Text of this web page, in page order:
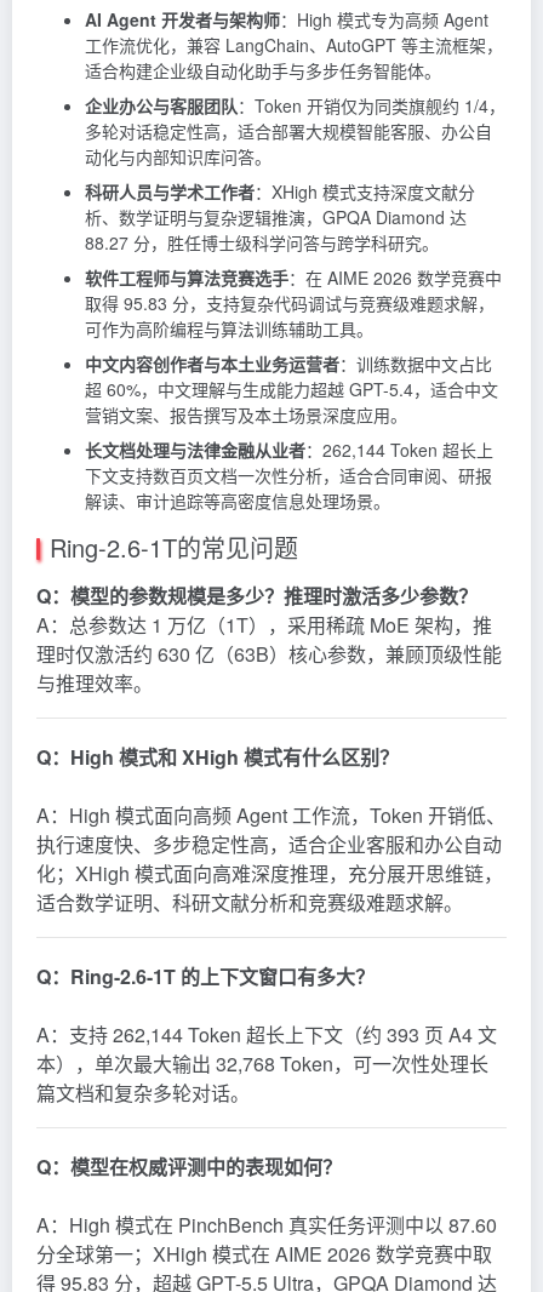
AI Agent 开发者与架构师：High 模式专为高频 Agent
工作流优化，兼容 LangChain、AutoGPT 等主流框架，
适合构建企业级自动化助手与多步任务智能体。
企业办公与客服团队：Token 开销仅为同类旗舰约 1/4，
多轮对话稳定性高，适合部署大规模智能客服、办公自
动化与内部知识库问答。
科研人员与学术工作者：XHigh 模式支持深度文献分
析、数学证明与复杂逻辑推演，GPQA Diamond 达
88.27 分，胜任博士级科学问答与跨学科研究。
软件工程师与算法竞赛选手：在 AIME 2026 数学竞赛中
取得 95.83 分，支持复杂代码调试与竞赛级难题求解，
可作为高阶编程与算法训练辅助工具。
中文内容创作者与本土业务运营者：训练数据中文占比
超 60%，中文理解与生成能力超越 GPT-5.4，适合中文
营销文案、报告撰写及本土场景深度应用。
长文档处理与法律金融从业者：262,144 Token 超长上
下文支持数百页文档一次性分析，适合合同审阅、研报
解读、审计追踪等高密度信息处理场景。
Ring-2.6-1T的常见问题
Q：模型的参数规模是多少？推理时激活多少参数？
A：总参数达 1 万亿（1T），采用稀疏 MoE 架构，推
理时仅激活约 630 亿（63B）核心参数，兼顾顶级性能
与推理效率。
Q：High 模式和 XHigh 模式有什么区别？
A：High 模式面向高频 Agent 工作流，Token 开销低、
执行速度快、多步稳定性高，适合企业客服和办公自动
化；XHigh 模式面向高难深度推理，充分展开思维链，
适合数学证明、科研文献分析和竞赛级难题求解。
Q：Ring-2.6-1T 的上下文窗口有多大？
A：支持 262,144 Token 超长上下文（约 393 页 A4 文
本），单次最大输出 32,768 Token，可一次性处理长
篇文档和复杂多轮对话。
Q：模型在权威评测中的表现如何？
A：High 模式在 PinchBench 真实任务评测中以 87.60
分全球第一；XHigh 模式在 AIME 2026 数学竞赛中取
得 95.83 分，超越 GPT-5.5 Ultra，GPQA Diamond 达